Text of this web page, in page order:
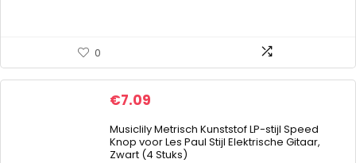
0
€7.09
Musiclily Metrisch Kunststof LP-stijl Speed
Knop voor Les Paul Stijl Elektrische Gitaar,
Zwart (4 Stuks)